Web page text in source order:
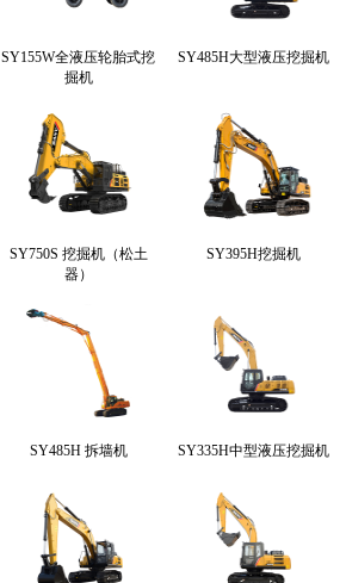
SY155W全液压轮胎式挖
掘机
SY485H大型液压挖掘机
SY750S 挖掘机（松土
器）
SY395H挖掘机
SY485H 拆墙机 SY335H中型液压挖掘机